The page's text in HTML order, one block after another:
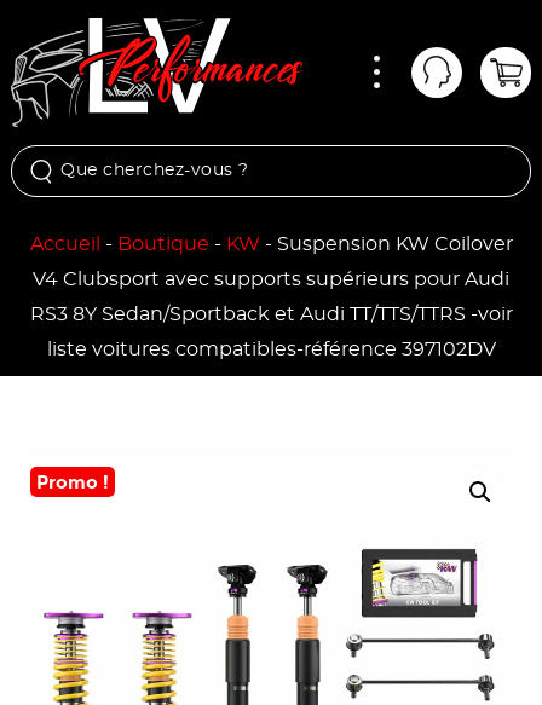
Mon
Accueil - Boutique - KW - Suspension KW Coilover
V4 Clubsport avec supports supérieurs pour Audi
RS3 8Y Sedan/Sportback et Audi TT/TTS/TTRS -voir
liste voitures compatibles-référence 397102DV
Promo !